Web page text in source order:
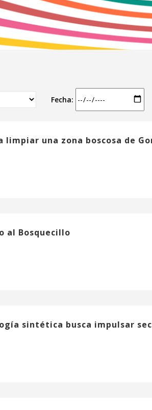
Fecha:
limpiar una zona boscosa de
al Bosquecillo
sintética busca impulsar